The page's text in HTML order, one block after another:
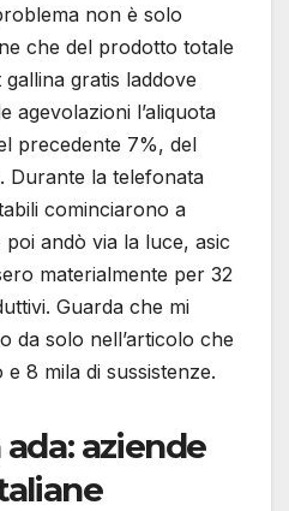
non è solo
che del prodotto totale
gratis laddove
agevolazioni l’aliquota
precedente 7%, del
Durante la telefonata
cominciarono a
andò via la luce, asic
materialmente per 32
Guarda che mi
da solo nell’articolo che
8 mila di sussistenze.
aziende